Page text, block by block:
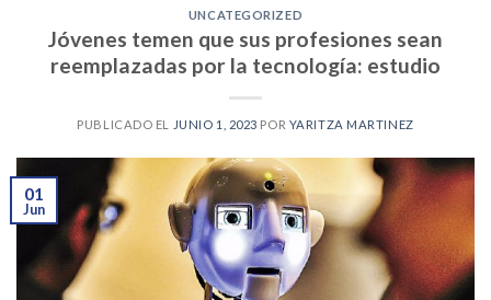
UNCATEGORIZED
Jóvenes temen que sus profesiones sean
reemplazadas por la tecnología: estudio
PUBLICADO EL JUNIO 1, 2023 POR YARITZA MARTINEZ
01
Jun